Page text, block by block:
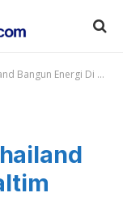
Energi Di Kaltim